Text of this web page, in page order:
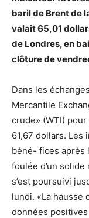
baril de Brent de
valait 65,01
de Londres, en
clôture de
Dans les
Mercantile
crude» (WTI)
61,67 dollars.
béné- fices après
foulée d’un
s’est poursuivi
lundi. «La hausse
données positives